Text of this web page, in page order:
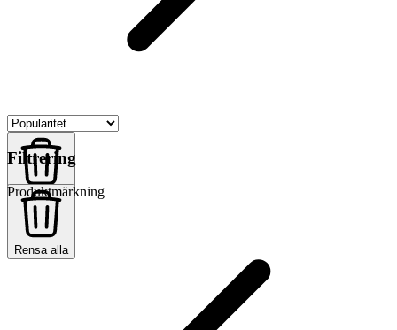
Rensa alla
Filtrering
Rensa alla
Produktmärkning